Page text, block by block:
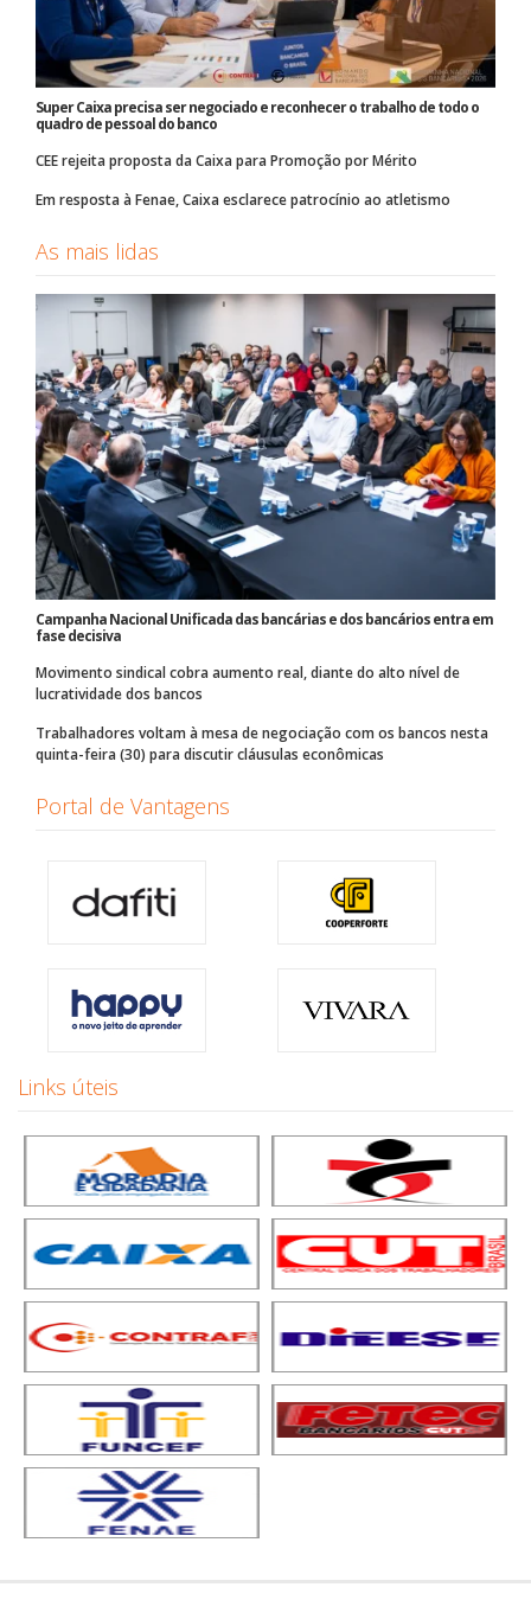
Super Caixa precisa ser negociado e reconhecer o trabalho de todo o
quadro de pessoal do banco
CEE rejeita proposta da Caixa para Promoção por Mérito
Em resposta à Fenae, Caixa esclarece patrocínio ao atletismo
As mais lidas
Campanha Nacional Unificada das bancárias e dos bancários entra em
fase decisiva
Movimento sindical cobra aumento real, diante do alto nível de
lucratividade dos bancos
Trabalhadores voltam à mesa de negociação com os bancos nesta
quinta-feira (30) para discutir cláusulas econômicas
Portal de Vantagens
Links úteis